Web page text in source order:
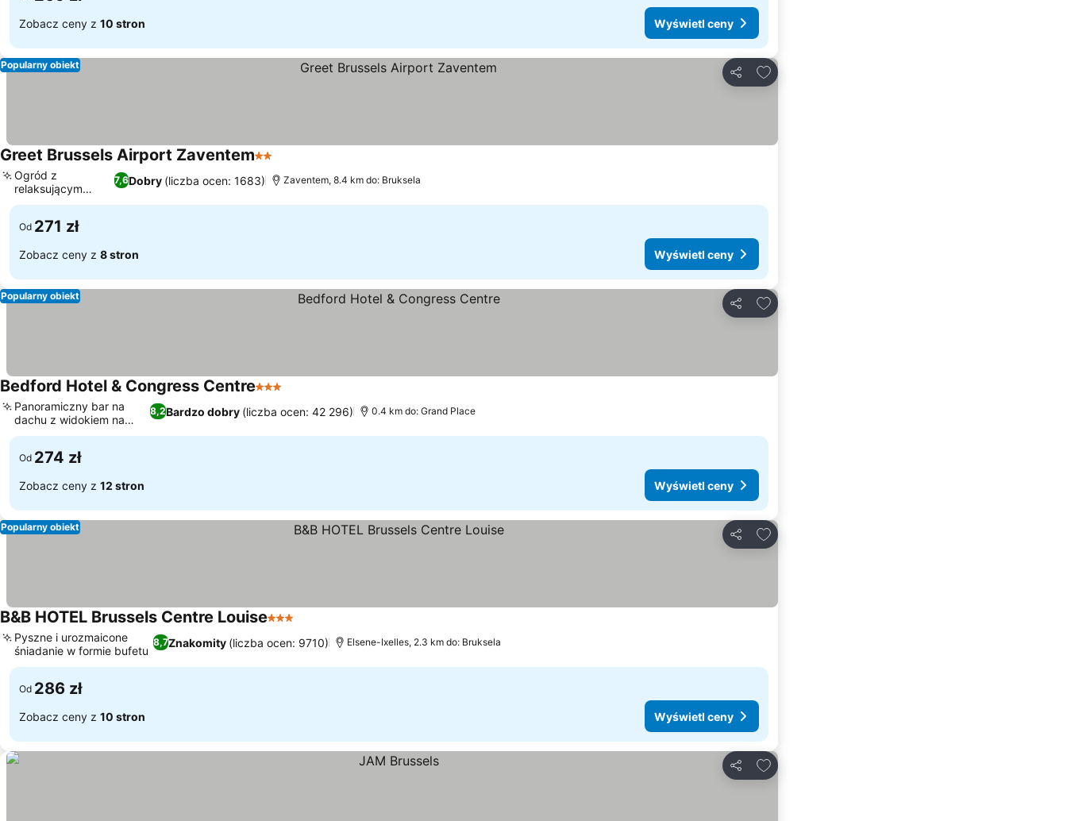
Zobacz ceny z 10 stron Wyświetl ceny
Udostępnij
Dodaj do ulubionych
Popularny obiekt
Greet Brussels Airport Zaventem2 Kategoria
7,6Dobry (liczba ocen: 1683)
Ogród z
relaksującym
tarasem
Zaventem, 8.4 km do: Bruksela
Od 271 zł
Zobacz ceny z 8 stron Wyświetl ceny
Udostępnij
Dodaj do ulubionych
Popularny obiekt
Bedford Hotel & Congress Centre3 Kategoria
8,2Bardzo dobry (liczba ocen: 42 296)
Panoramiczny bar na
dachu z widokiem na
miasto
0.4 km do: Grand Place
Od 274 zł
Zobacz ceny z 12 stron Wyświetl ceny
Udostępnij
Dodaj do ulubionych
Popularny obiekt
B&B HOTEL Brussels Centre Louise3 Kategoria
8,7Znakomity (liczba ocen: 9710)
Pyszne i urozmaicone
śniadanie w formie bufetu
Elsene-Ixelles, 2.3 km do: Bruksela
Od 286 zł
Zobacz ceny z 10 stron Wyświetl ceny
Udostępnij
Dodaj do ulubionych